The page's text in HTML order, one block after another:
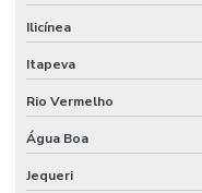
Ilicínea
Itapeva
Rio Vermelho
Água Boa
Jequeri